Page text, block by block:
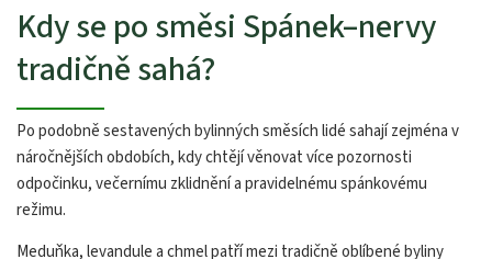
Kdy se po směsi Spánek–nervy
tradičně sahá?
Po podobně sestavených bylinných směsích lidé sahají zejména v
náročnějších obdobích, kdy chtějí věnovat více pozornosti
odpočinku, večernímu zklidnění a pravidelnému spánkovému
režimu.
Meduňka, levandule a chmel patří mezi tradičně oblíbené byliny